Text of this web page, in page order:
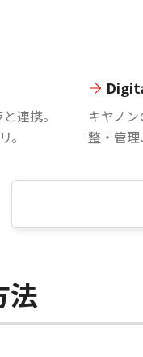
連携。
。
キヤノ
整・管理
法